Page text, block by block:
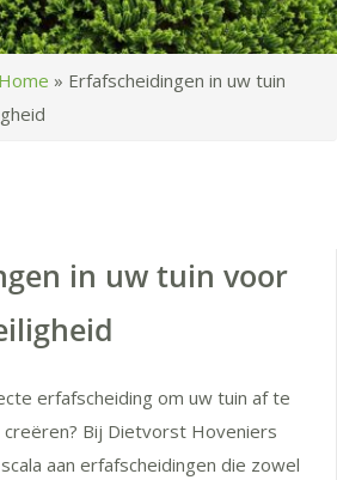
Home » Erfafscheidingen in uw tuin
in uw tuin voor
erfafscheiding om uw tuin af te
Bij Dietvorst Hoveniers
aan erfafscheidingen die zowel